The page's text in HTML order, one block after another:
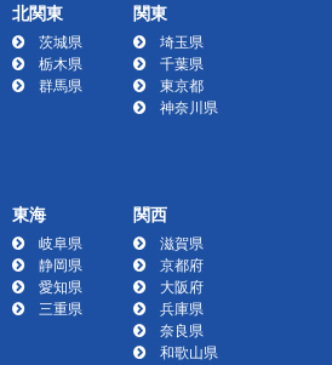
北関東
茨城県
栃木県
群馬県
関東
埼玉県
千葉県
東京都
神奈川県
東海
岐阜県
静岡県
愛知県
三重県
関西
滋賀県
京都府
大阪府
兵庫県
奈良県
和歌山県